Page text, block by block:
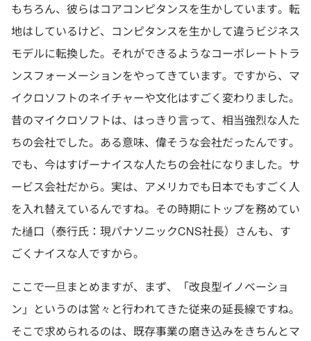
もちろん、彼らはコアコンピタンスを生かしています。転
地はしているけど、コンピタンスを生かして違うビジネス
モデルに転換した。それができるようなコーポレートトラ
ンスフォーメーションをやってきています。ですから、マ
イクロソフトのネイチャーや文化はすごく変わりました。
昔のマイクロソフトは、はっきり言って、相当強烈な人た
ちの会社でした。ある意味、偉そうな会社だったんです。
でも、今はすげーナイスな人たちの会社になりました。サ
ービス会社だから。実は、アメリカでも日本でもすごく人
を入れ替えているんですね。その時期にトップを務めてい
た樋口（泰行氏：現パナソニックCNS社長）さんも、す
ごくナイスな人ですから。
ここで一旦まとめますが、まず、「改良型イノベーショ
ン」というのは営々と行われてきた従来の延長線ですね。
そこで求められるのは、既存事業の磨き込みをきちんとマ